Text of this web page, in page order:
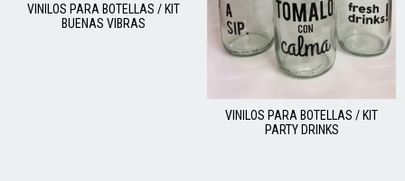
VINILOS PARA BOTELLAS / KIT
BUENAS VIBRAS
VINILOS PARA BOTELLAS / KIT
PARTY DRINKS